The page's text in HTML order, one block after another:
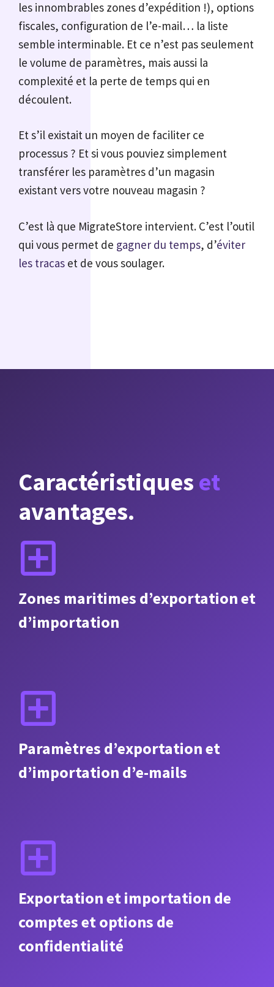
les innombrables zones d’expédition !), options
fiscales, configuration de l’e-mail… la liste
semble interminable. Et ce n’est pas seulement
le volume de paramètres, mais aussi la
complexité et la perte de temps qui en
découlent.
Et s’il existait un moyen de faciliter ce
processus ? Et si vous pouviez simplement
transférer les paramètres d’un magasin
existant vers votre nouveau magasin ?
C’est là que MigrateStore intervient. C’est l’outil
qui vous permet de gagner du temps, d’éviter
les tracas et de vous soulager.
Caractéristiques et
avantages.
Zones maritimes d’exportation et
d’importation
Paramètres d’exportation et
d’importation d’e-mails
Exportation et importation de
comptes et options de
confidentialité